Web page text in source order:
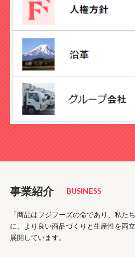
事業紹介 BUSINESS
「商品はフジフーズの命であり、私た
に、より良い商品づくりと生産性を両立
展開しています。